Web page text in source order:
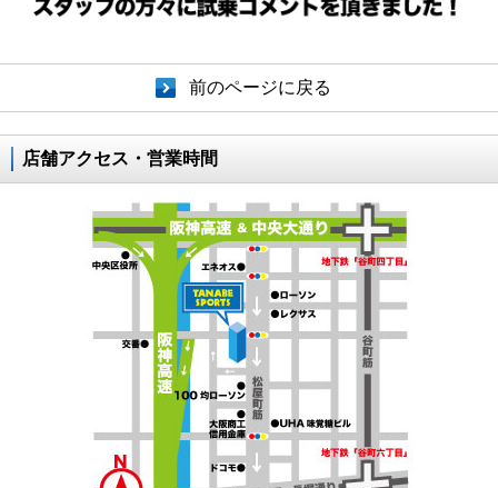
前のページに戻る
店舗アクセス・営業時間